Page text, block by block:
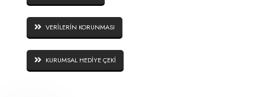
VERİLERİN KORUNMASI
KURUMSAL HEDİYE ÇEKİ